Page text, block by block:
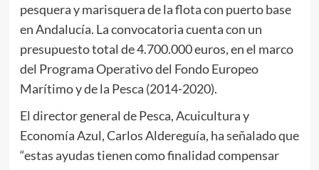
pesquera y marisquera de la flota con puerto base
en Andalucía. La convocatoria cuenta con un
presupuesto total de 4.700.000 euros, en el marco
del Programa Operativo del Fondo Europeo
Marítimo y de la Pesca (2014-2020).
El director general de Pesca, Acuicultura y
Economía Azul, Carlos Aldereguía, ha señalado que
“estas ayudas tienen como finalidad compensar